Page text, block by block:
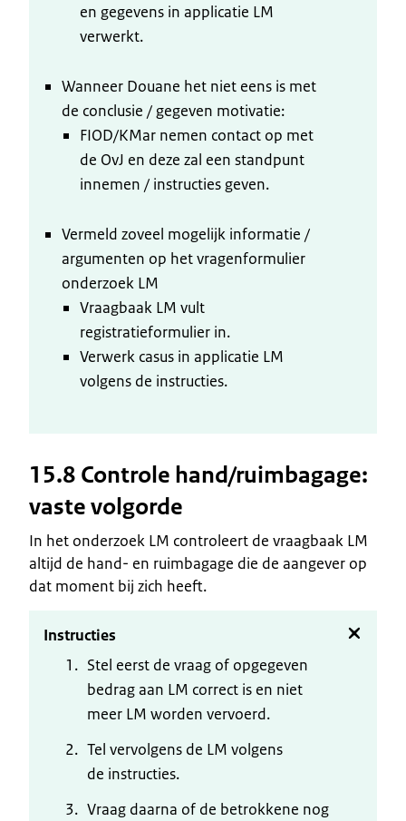
en gegevens in applicatie LM
verwerkt.
Wanneer Douane het niet eens is met
de conclusie / gegeven motivatie:
FIOD/KMar nemen contact op met
de OvJ en deze zal een standpunt
innemen / instructies geven.
Vermeld zoveel mogelijk informatie /
argumenten op het vragenformulier
onderzoek LM
Vraagbaak LM vult
registratieformulier in.
Verwerk casus in applicatie LM
volgens de instructies.
15.8 Controle hand/ruimbagage:
vaste volgorde
In het onderzoek LM controleert de vraagbaak LM
altijd de hand- en ruimbagage die de aangever op
dat moment bij zich heeft.
Instructies
Stel eerst de vraag of opgegeven
bedrag aan LM correct is en niet
meer LM worden vervoerd.
Tel vervolgens de LM volgens
de instructies.
Vraag daarna of de betrokkene nog